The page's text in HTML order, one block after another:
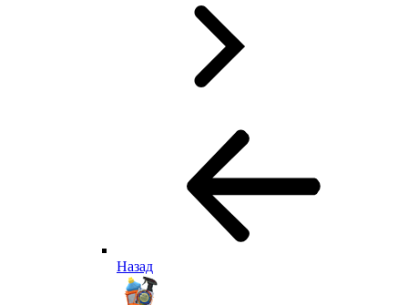
Назад